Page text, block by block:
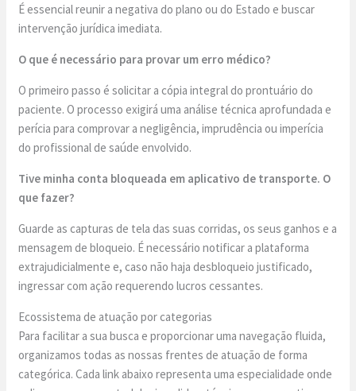
É essencial reunir a negativa do plano ou do Estado e buscar
intervenção jurídica imediata.
O que é necessário para provar um erro médico?
O primeiro passo é solicitar a cópia integral do prontuário do
paciente. O processo exigirá uma análise técnica aprofundada e
perícia para comprovar a negligência, imprudência ou imperícia
do profissional de saúde envolvido.
Tive minha conta bloqueada em aplicativo de transporte. O
que fazer?
Guarde as capturas de tela das suas corridas, os seus ganhos e a
mensagem de bloqueio. É necessário notificar a plataforma
extrajudicialmente e, caso não haja desbloqueio justificado,
ingressar com ação requerendo lucros cessantes.
Ecossistema de atuação por categorias
Para facilitar a sua busca e proporcionar uma navegação fluida,
organizamos todas as nossas frentes de atuação de forma
categórica. Cada link abaixo representa uma especialidade onde